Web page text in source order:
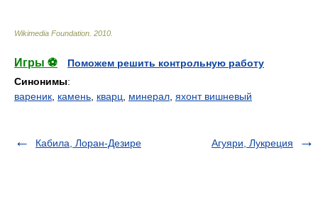
Wikimedia Foundation 2010
Игры ⚽
Поможем решить контрольную работу
Синонимы:
вареник камень кварц минерал яхонт вишневый
Кабила, Лоран-Дезире Агуяри, Лукреция